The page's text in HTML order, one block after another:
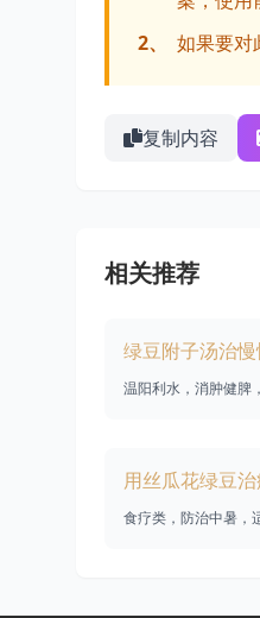
2、
如果要对
复制内容
相关推荐
绿豆附子汤治
温阳利水，消肿健脾
用丝瓜花绿豆
食疗类，防治中暑，